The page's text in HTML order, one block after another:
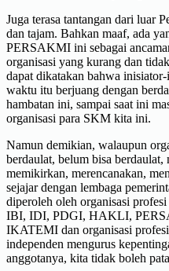
Juga terasa tantangan dari luar
dan tajam. Bahkan maaf, ada
PERSAKMI ini sebagai
organisasi yang kurang dan
dapat dikatakan bahwa
waktu itu berjuang dengan
hambatan ini, sampai saat ini
organisasi para SKM kita ini.
Namun demikian, walaupun
berdaulat, belum bisa berdaulat,
memikirkan, merencanakan,
sejajar dengan lembaga
diperoleh oleh organisasi
IBI, IDI, PDGI, HAKLI,
IKATEMI dan organisasi
independen mengurus
anggotanya, kita tidak boleh